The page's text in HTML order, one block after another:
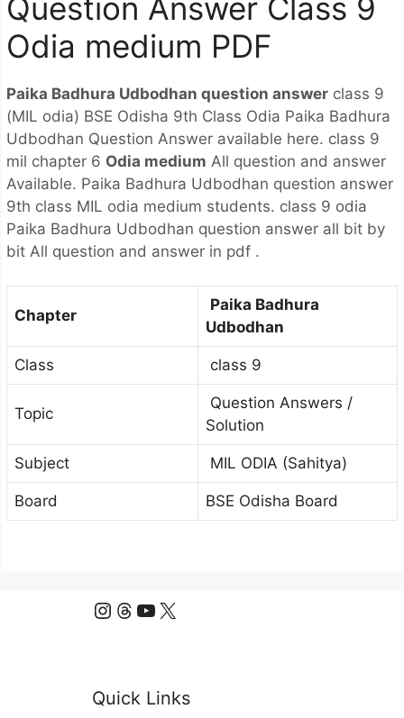
Question Answer Class 9
Odia medium PDF
Paika Badhura Udbodhan question answer class 9
(MIL odia) BSE Odisha 9th Class Odia Paika Badhura
Udbodhan Question Answer available here. class 9
mil chapter 6 Odia medium All question and answer
Available. Paika Badhura Udbodhan question answer
9th class MIL odia medium students. class 9 odia
Paika Badhura Udbodhan question answer all bit by
bit All question and answer in pdf .
Chapter
Paika Badhura
Udbodhan
Class class 9
Topic
Question Answers /
Solution
Subject MIL ODIA (Sahitya)
Board BSE Odisha Board
Instagram
Threads
YouTube
X
Quick Links